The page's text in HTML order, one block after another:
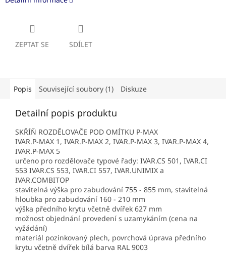
ZEPTAT SE SDÍLET
Popis Související soubory (1) Diskuze
Detailní popis produktu
SKŘÍŇ ROZDĚLOVAČE POD OMÍTKU P-MAX
IVAR.P-MAX 1, IVAR.P-MAX 2, IVAR.P-MAX 3, IVAR.P-MAX 4,
IVAR.P-MAX 5
určeno pro rozdělovače typové řady: IVAR.CS 501, IVAR.CI
553 IVAR.CS 553, IVAR.CI 557, IVAR.UNIMIX a
IVAR.COMBITOP
stavitelná výška pro zabudování 755 - 855 mm, stavitelná
hloubka pro zabudování 160 - 210 mm
výška předního krytu včetně dvířek 627 mm
možnost objednání provedení s uzamykáním (cena na
vyžádání)
materiál pozinkovaný plech, povrchová úprava předního
krytu včetně dvířek bílá barva RAL 9003